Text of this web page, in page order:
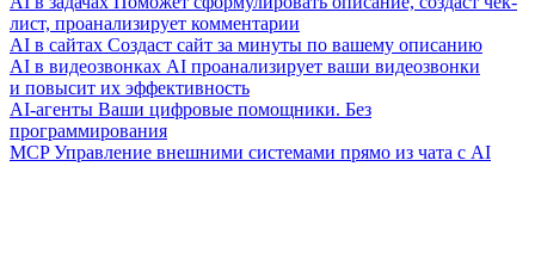
лист, проанализирует комментарии
AI в сайтах Создаст сайт за минуты по вашему описанию
AI в видеозвонках AI проанализирует ваши видеозвонки
и повысит их эффективность
AI-агенты Ваши цифровые помощники. Без
программирования
MCP Управление внешними системами прямо из чата с AI